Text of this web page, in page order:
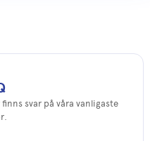
svar på våra vanligaste